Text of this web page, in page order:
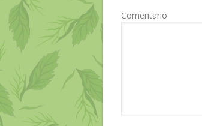
Comentario